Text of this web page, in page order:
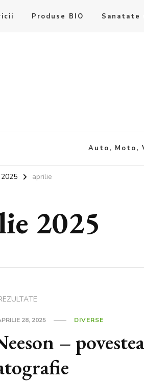
Produse BIO Sanatate
Auto, Moto,
2025 aprilie
2025
28, 2025 DIVERSE
–